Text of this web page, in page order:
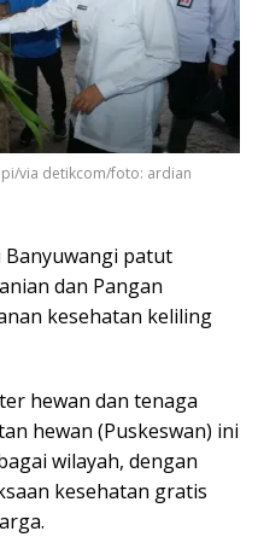
via detikcom/foto: ardian
Banyuwangi patut
dan Pangan
kesehatan keliling
hewan dan tenaga
hewan (Puskeswan) ini
wilayah, dengan
kesehatan gratis